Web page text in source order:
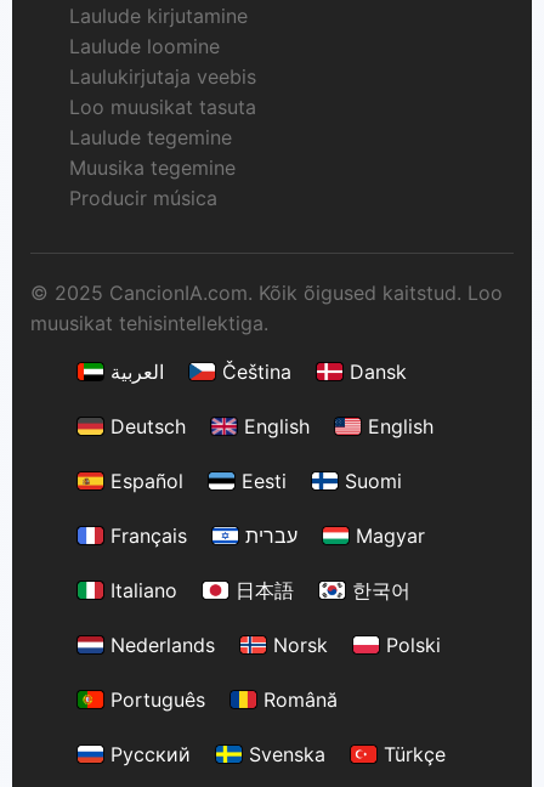
Laulude kirjutamine
Laulude loomine
Laulukirjutaja veebis
Loo muusikat tasuta
Laulude tegemine
Muusika tegemine
Producir música
© 2025 CancionIA.com. Kõik õigused kaitstud. Loo
muusikat tehisintellektiga.
العربية
Čeština Dansk
Deutsch English English
Español Eesti Suomi
Français עברית Magyar
Italiano 日本語 한국어
Nederlands Norsk Polski
Português Română
Русский Svenska Türkçe